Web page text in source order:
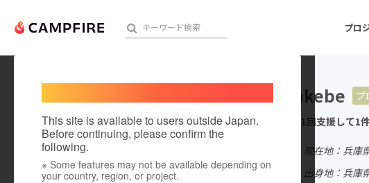
プロ
人気のプロジェクト 注目のリターン
アート・写真 音楽
This site is available to users outside Japan.
Before continuing, please confirm the
following.
※ Some features may not be available depending on
your country, region, or project.
lucir_takebe
プ
これまでに1回支援して1
現在地：兵庫
出身国：日本
出身地：兵庫